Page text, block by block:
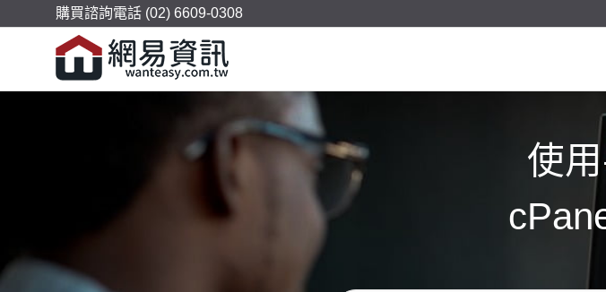
購買諮詢電話 (02) 6609-0308
使